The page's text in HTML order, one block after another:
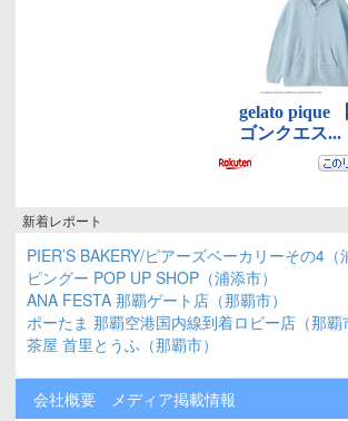
新着レポート
PIER’S BAKERY/ピアーズベーカリーその4（
ピングー POP UP SHOP（浦添市）
ANA FESTA 那覇ゲート店（那覇市）
ポーたま 那覇空港国内線到着ロビー店（那覇
茶屋 首里とうふ（那覇市）
会社概要 メディア掲載情報